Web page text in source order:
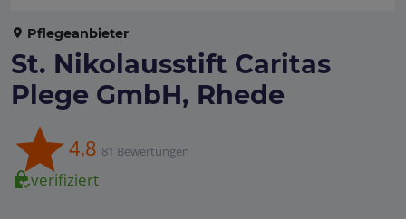
Pflegeanbieter
St. Nikolausstift Caritas
Plege GmbH, Rhede
4,8 81 Bewertungen
verifiziert